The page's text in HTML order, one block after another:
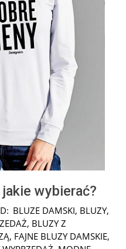
wybierać?
BLUZE DAMSKI, BLUZY,
, BLUZY Z
, FAJNE BLUZY DAMSKIE,